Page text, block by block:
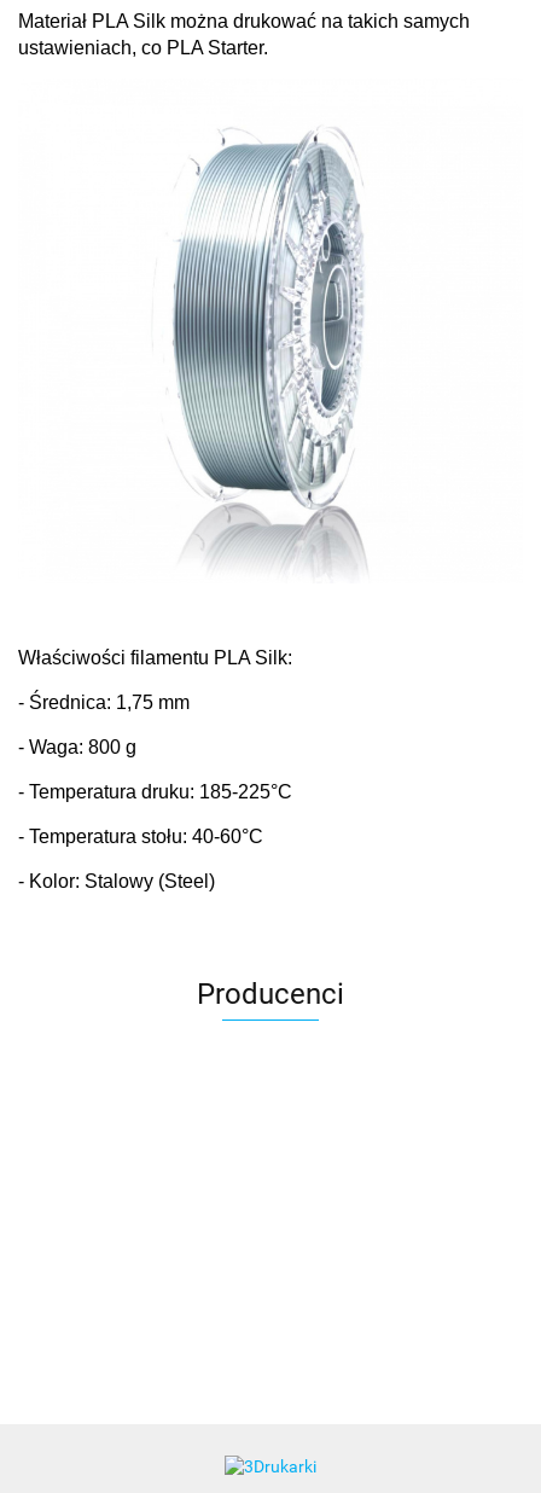
Materiał PLA Silk można drukować na takich samych
ustawieniach, co PLA Starter.
Właściwości fi lamentu PLA Silk:
- Średnica: 1,75 mm
- Waga: 800 g
- Temperatura druku: 185-225°C
- Temperatura stołu: 40-60°C
- Kolor: Stalowy (Steel)
Producenci